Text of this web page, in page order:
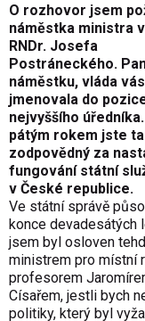
O rozhovor jsem
náměstka ministra
RNDr. Josefa
Postráneckého.
náměstku, vláda vás
jmenovala do
nejvyššího
pátým rokem jste
zodpovědný za
fungování státní
v České republice.
Ve státní správě
konce devadesátých
jsem byl osloven
ministrem pro místní
profesorem
Císařem, jestli bych
politiky, který byl